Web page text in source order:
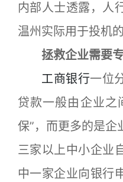
内部人士透露，人
温州实际用于投机
拯救企业需要
工商银行一位
贷款一般由企业之
保”，而更多的是企
三家以上中小企业
中一家企业向银行